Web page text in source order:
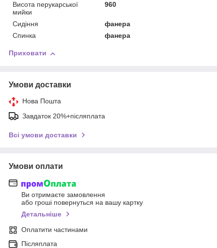
Висота перукарської
мийки
960
Сидіння
фанера
Спинка
фанера
Приховати
Умови доставки
Нова Пошта
Завдаток 20%+післяплата
Всі умови доставки
Умови оплати
Ви отримаєте замовлення
або гроші повернуться на вашу картку
Детальніше
Оплатити частинами
Післяплата